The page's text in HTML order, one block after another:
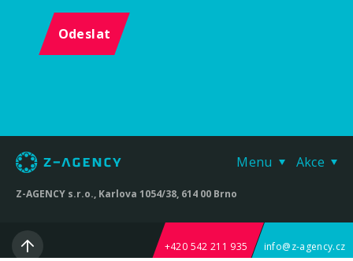
Odeslat
Menu Akce
Z-AGENCY s.r.o., Karlova 1054/38, 614 00 Brno
+420 542 211 935 info@z-agency.cz